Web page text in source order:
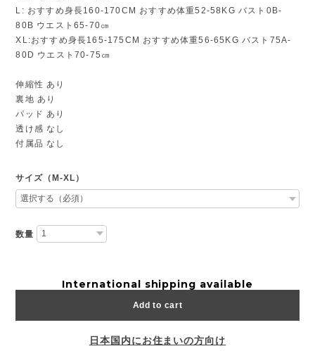
L: おすすめ身長160-170CM おすすめ体重52-58KG バスト0B-
80B ウエスト65-70㎝
XL:おすすめ身長165-175CM おすすめ体重56-65KG バスト75A-
80D ウエスト70-75㎝
伸縮性 あり
裏地 あり
パッド あり
透け感 なし
付属品 なし
サイズ（M-XL）
数量
International shipping available
Add to cart
日本国内にお住まいの方向け